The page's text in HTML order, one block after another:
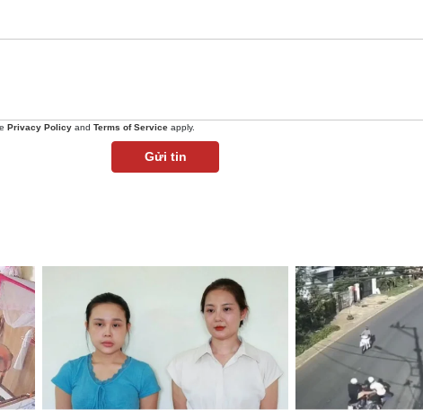
Privacy Policy and Terms of Service apply.
Gửi tin